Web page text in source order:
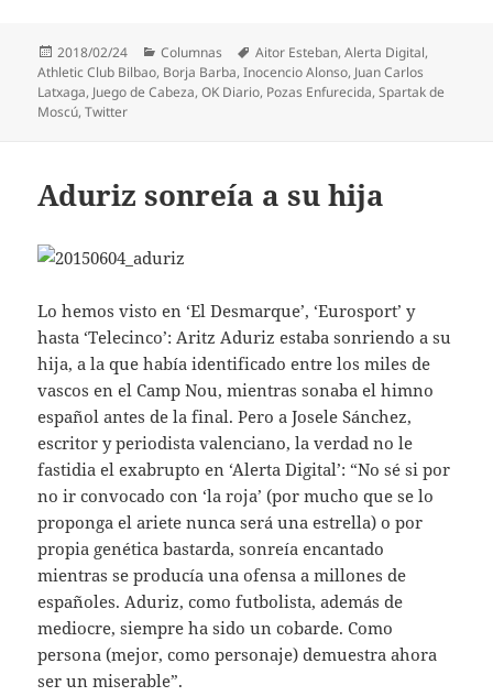
Publicado
el
2018/02/24 Categorías
Columnas Etiquetas
Aitor Esteban,Alerta Digital,
Athletic Club Bilbao, Borja Barba,Inocencio Alonso, Juan Carlos
Latxaga, Juego de Cabeza,OK Diario, Pozas Enfurecida,Spartak de
Moscú,Twitter
Aduriz sonreía a su hija
Lo hemos visto en ‘El Desmarque’, ‘Eurosport’ y
hasta ‘Telecinco’: Aritz Aduriz estaba sonriendo a su
hija, a la que había identificado entre los miles de
vascos en el Camp Nou, mientras sonaba el himno
español antes de la final. Pero a Josele Sánchez,
escritor y periodista valenciano, la verdad no le
fastidia el exabrupto en ‘Alerta Digital’: “No sé si por
no ir convocado con ‘la roja’ (por mucho que se lo
proponga el ariete nunca será una estrella) o por
propia genética bastarda, sonreía encantado
mientras se producía una ofensa a millones de
españoles. Aduriz, como futbolista, además de
mediocre, siempre ha sido un cobarde. Como
persona (mejor, como personaje) demuestra ahora
ser un miserable”.